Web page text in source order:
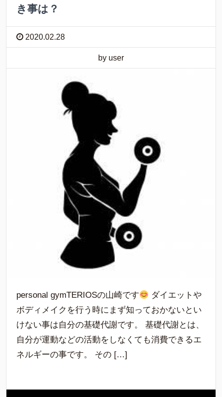
き事は？
2020.02.28
by user
personal gymTERIOSの山崎です
ダイエットや
ボディメイクを行う時にまず知っておかないとい
けない事は自分の基礎代謝です。 基礎代謝とは、
自分が運動などの活動をしなくても消費できるエ
ネルギーの事です。 その […]